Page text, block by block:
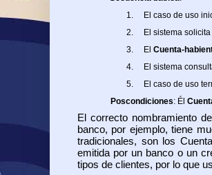
1.
El caso de uso
2.
El sistema
3.
ElCuenta-
4.
El sistema
5.
El caso de uso
Poscondiciones: Él
El correcto nombramiento
banco, por ejemplo, tiene
tradicionales, son los
emitida por un banco o un
tipos de clientes, por lo que